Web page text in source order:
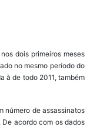
dois primeiros meses
no mesmo período do
à de todo 2011, também
número de assassinatos
De acordo com os dados